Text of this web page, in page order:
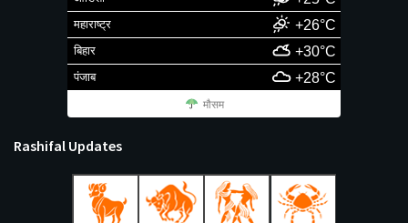
महाराष्ट्र +26°C
बिहार +30°C
पंजाब +28°C
मौसम
Rashifal Updates